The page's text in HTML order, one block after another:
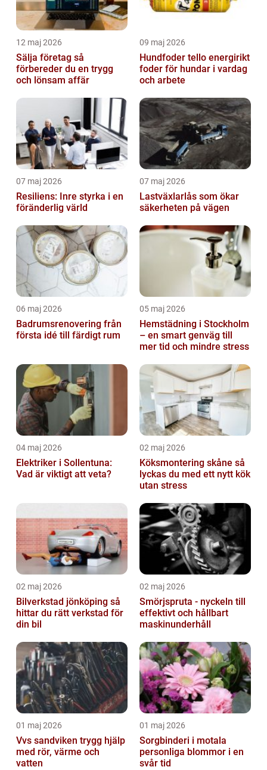
12 maj 2026
Sälja företag så
förbereder du en trygg
och lönsam affär
09 maj 2026
Hundfoder tello energirikt
foder för hundar i vardag
och arbete
07 maj 2026
Resiliens: Inre styrka i en
föränderlig värld
07 maj 2026
Lastväxlarlås som ökar
säkerheten på vägen
06 maj 2026
Badrumsrenovering från
första idé till färdigt rum
05 maj 2026
Hemstädning i Stockholm
– en smart genväg till
mer tid och mindre stress
04 maj 2026
Elektriker i Sollentuna:
Vad är viktigt att veta?
02 maj 2026
Köksmontering skåne så
lyckas du med ett nytt kök
utan stress
02 maj 2026
Bilverkstad jönköping så
hittar du rätt verkstad för
din bil
02 maj 2026
Smörjspruta - nyckeln till
effektivt och hållbart
maskinunderhåll
01 maj 2026
Vvs sandviken trygg hjälp
med rör, värme och
vatten
01 maj 2026
Sorgbinderi i motala
personliga blommor i en
svår tid